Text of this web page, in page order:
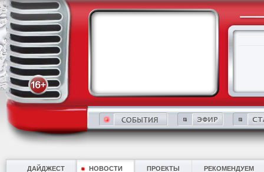
ДАЙДЖЕСТ НОВОСТИ ПРОЕКТЫ РЕКОМЕНДУЕМ